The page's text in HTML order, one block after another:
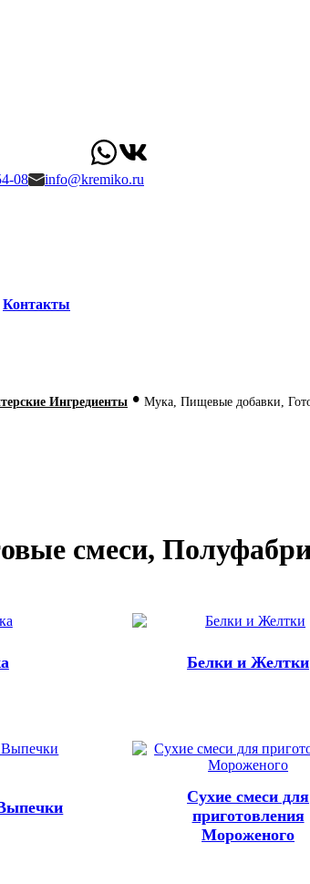
08
info@kremiko.ru
Контакты
Ингредиенты • Мука, Пищевые добавки,
смеси,
Белки и Желтки
Сухие смеси для
приготовления
Мороженого